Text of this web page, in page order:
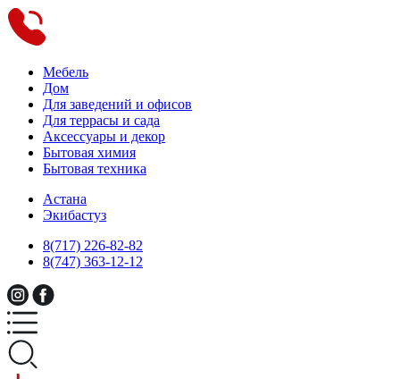
Мебель
Дом
Для заведений и офисов
Для террасы и сада
Аксессуары и декор
Бытовая химия
Бытовая техника
Астана
Экибастуз
8(717) 226-82-82
8(747) 363-12-12